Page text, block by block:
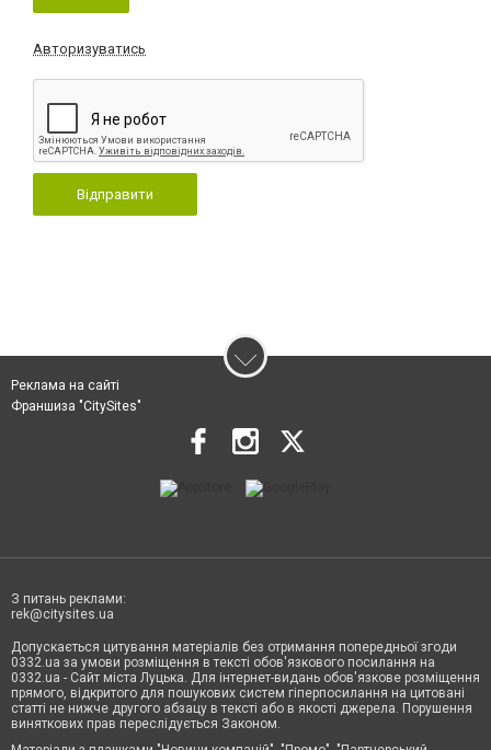
Авторизуватись
Відправити
Реклама на сайті
Франшиза "CitySites"
З питань реклами:
rek@citysites.ua
Допускається цитування матеріалів без отримання попередньої згоди
0332.ua за умови розміщення в тексті обов'язкового посилання на
0332.ua - Сайт міста Луцька. Для інтернет-видань обов'язкове розміщення
прямого, відкритого для пошукових систем гіперпосилання на цитовані
статті не нижче другого абзацу в тексті або в якості джерела. Порушення
виняткових прав переслідується Законом.